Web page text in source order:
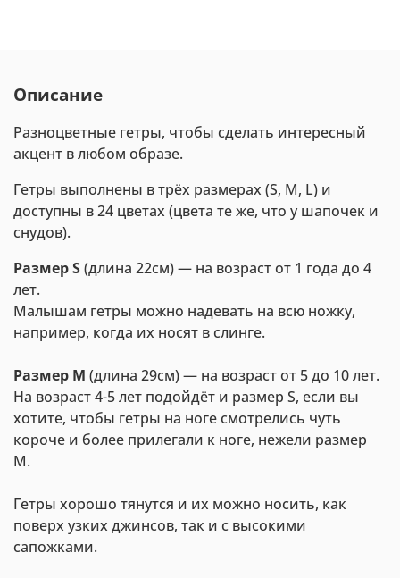
Описание
Разноцветные гетры, чтобы сделать интересный
акцент в любом образе.
Гетры выполнены в трёх размерах (S, M, L) и
доступны в 24 цветах (цвета те же, что у шапочек и
снудов).
Размер S(длина 22см) — на возраст от 1 года до 4
лет.
Малышам гетры можно надевать на всю ножку,
например, когда их носят в слинге.
Размер М (длина 29см) — на возраст от 5 до 10 лет.
На возраст 4-5 лет подойдёт и размер S, если вы
хотите, чтобы гетры на ноге смотрелись чуть
короче и более прилегали к ноге, нежели размер
M.
Гетры хорошо тянутся и их можно носить, как
поверх узких джинсов, так и с высокими
сапожками.